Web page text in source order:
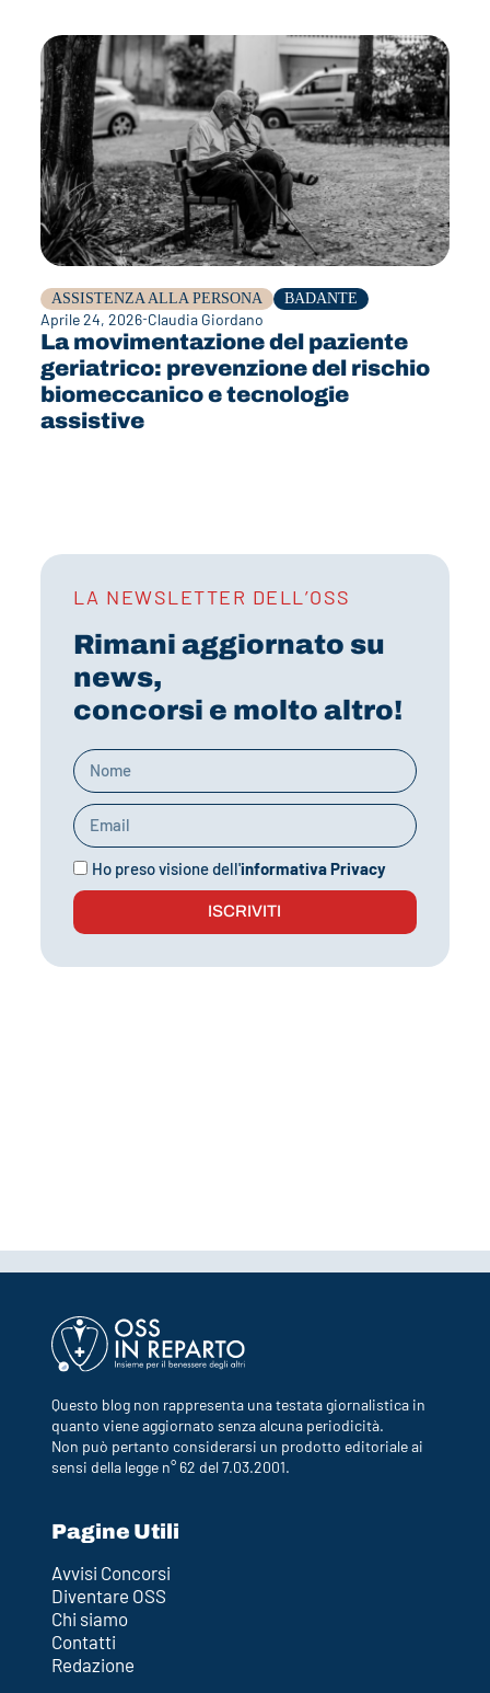
ASSISTENZA ALLA PERSONA BADANTE
Aprile 24, 2026 Claudia Giordano
La movimentazione del paziente
geriatrico: prevenzione del rischio
biomeccanico e tecnologie
assistive
LA NEWSLETTER DELL’OSS
Rimani aggiornato su
news,
concorsi e molto altro!
Ho preso visione dell'informativa Privacy
ISCRIVITI
Questo blog non rappresenta una testata giornalistica in
quanto viene aggiornato senza alcuna periodicità.
Non può pertanto considerarsi un prodotto editoriale ai
sensi della legge n° 62 del 7.03.2001.
Pagine Utili
Avvisi Concorsi
Diventare OSS
Chi siamo
Contatti
Redazione